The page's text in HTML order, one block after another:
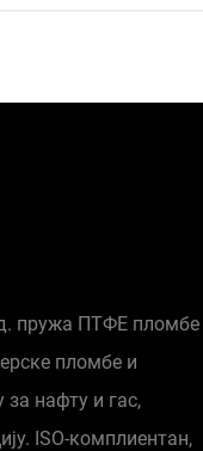
пружа ПТФЕ пломбе
пломбе и
нафту и гас,
ISO-комплиентан,